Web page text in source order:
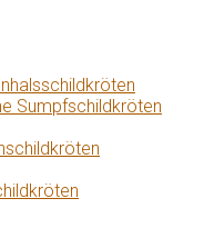
Sumpfschildkröten